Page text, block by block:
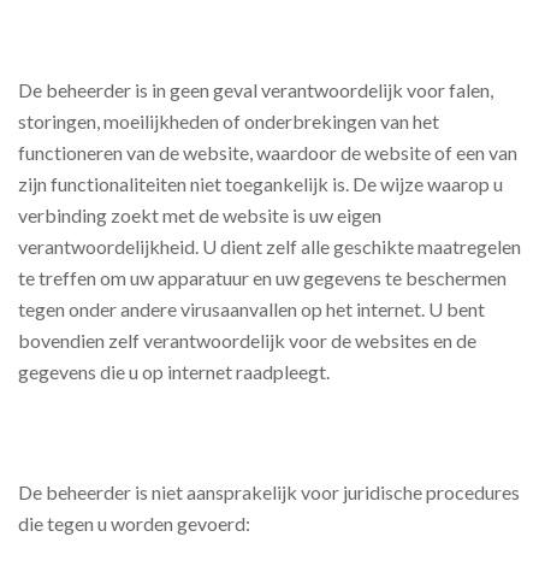
De beheerder is in geen geval verantwoordelijk voor falen,
storingen, moeilijkheden of onderbrekingen van het
functioneren van de website, waardoor de website of een van
zijn functionaliteiten niet toegankelijk is. De wijze waarop u
verbinding zoekt met de website is uw eigen
verantwoordelijkheid. U dient zelf alle geschikte maatregelen
te treffen om uw apparatuur en uw gegevens te beschermen
tegen onder andere virusaanvallen op het internet. U bent
bovendien zelf verantwoordelijk voor de websites en de
gegevens die u op internet raadpleegt.
De beheerder is niet aansprakelijk voor juridische procedures
die tegen u worden gevoerd: